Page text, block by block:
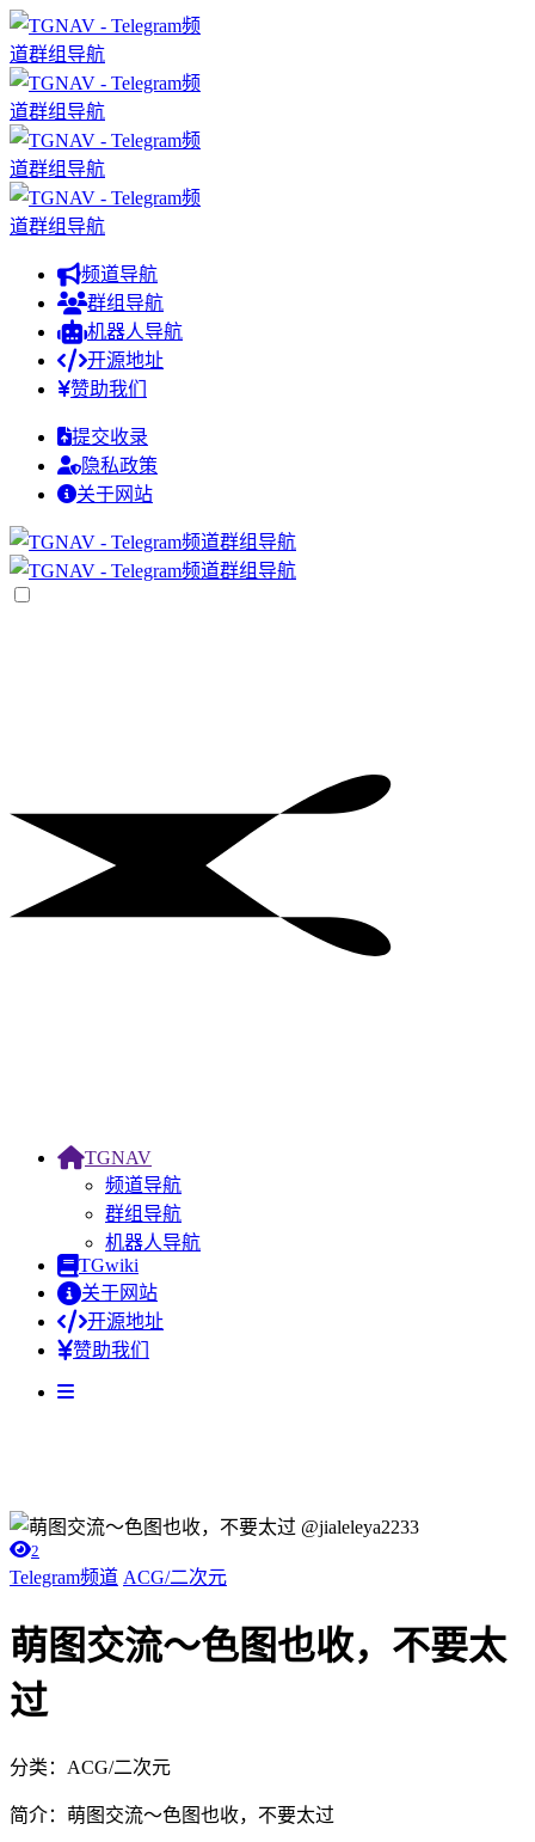
频道导航
群组导航
机器人导航
开源地址
赞助我们
提交收录
隐私政策
关于网站
TGNAV
频道导航
群组导航
机器人导航
TGwiki
关于网站
开源地址
赞助我们
2
Telegram频道 ACG/二次元
萌图交流～色图也收，不要太
过
分类：ACG/二次元
简介：萌图交流～色图也收，不要太过